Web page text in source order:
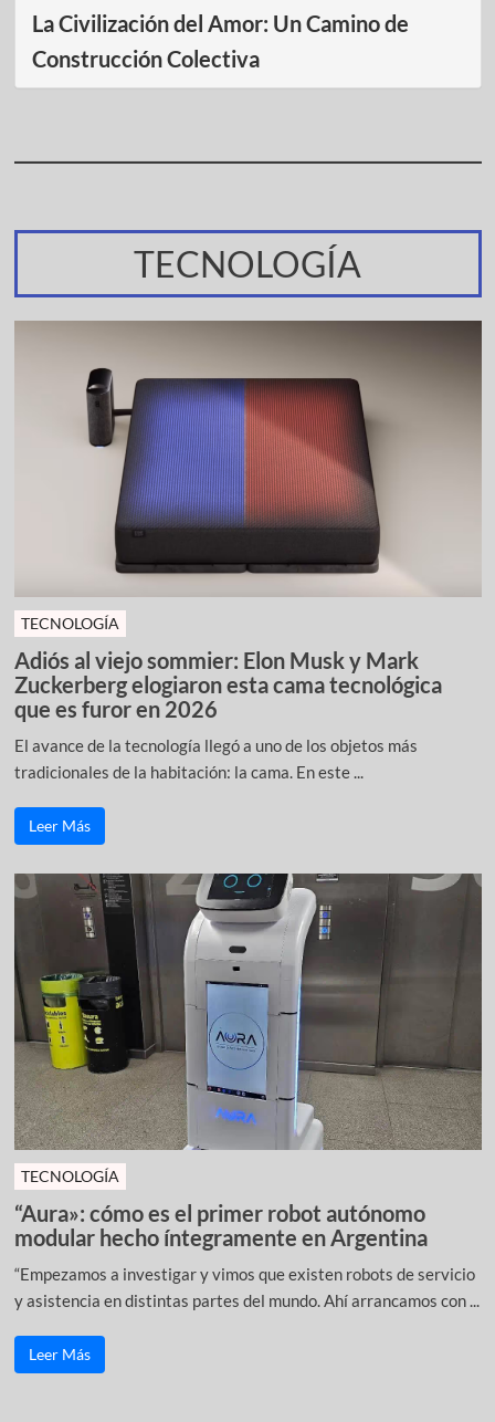
La Civilización del Amor: Un Camino de
Construcción Colectiva
TECNOLOGÍA
TECNOLOGÍA
Adiós al viejo sommier: Elon Musk y Mark
Zuckerberg elogiaron esta cama tecnológica
que es furor en 2026
El avance de la tecnología llegó a uno de los objetos más
tradicionales de la habitación: la cama. En este ...
Leer Más
TECNOLOGÍA
“Aura»: cómo es el primer robot autónomo
modular hecho íntegramente en Argentina
“Empezamos a investigar y vimos que existen robots de servicio
y asistencia en distintas partes del mundo. Ahí arrancamos con ...
Leer Más